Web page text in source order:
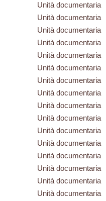
Unità documentaria
Unità documentaria
Unità documentaria
Unità documentaria
Unità documentaria
Unità documentaria
Unità documentaria
Unità documentaria
Unità documentaria
Unità documentaria
Unità documentaria
Unità documentaria
Unità documentaria
Unità documentaria
Unità documentaria
Unità documentaria